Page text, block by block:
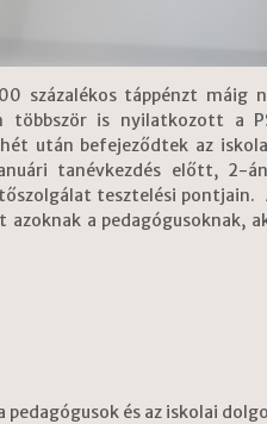
százalékos táppénzt máig
többször is nyilatkozott a
után befejeződtek az
tanévkezdés előtt, 2-
tesztelési
a pedagógusoknak,
pedagógusok és az iskolai